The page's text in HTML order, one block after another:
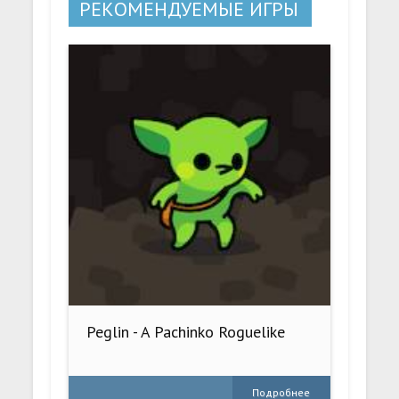
РЕКОМЕНДУЕМЫЕ ИГРЫ
Peglin - A Pachinko Roguelike
Подробнее